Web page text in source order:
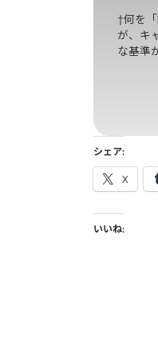
†何を
が、キ
な基準
シェア:
X
いいね: